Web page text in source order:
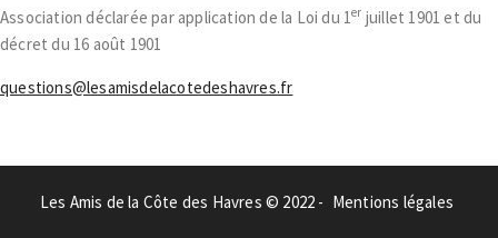
Association déclarée par application de la Loi du 1er juillet 1901 et du
décret du 16 août 1901
questions@lesamisdelacotedeshavres.fr
Les Amis de la Côte des Havres © 2022 - Mentions légales